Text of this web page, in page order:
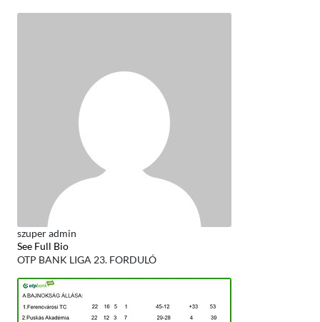
szuper admin
See Full Bio
OTP BANK LIGA 23. FORDULÓ